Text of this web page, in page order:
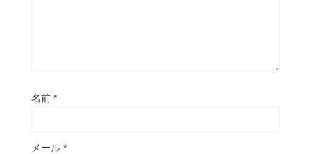
名前 *
メール *